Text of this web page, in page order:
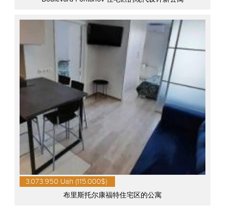
3.073.950 Uah (115.000$)
布里斯托尔康福特住宅区的公寓